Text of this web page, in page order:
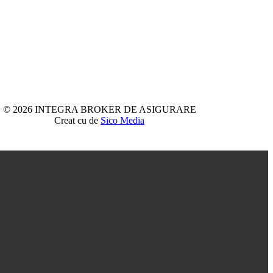
© 2026 INTEGRA BROKER DE ASIGURARE
Creat cu de Sico Media